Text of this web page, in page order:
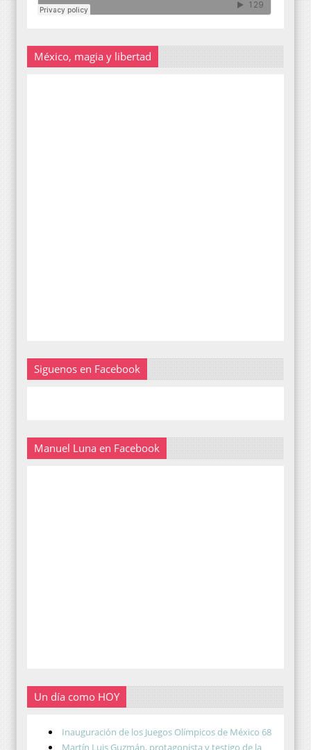
México, magia y libertad
Siguenos en Facebook
Manuel Luna en Facebook
Un día como HOY
Inauguración de los Juegos Olímpicos de México 68
Martín Luis Guzmán, protagonista y testigo de la